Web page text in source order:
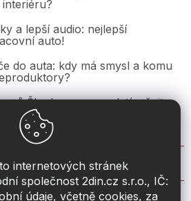
internetových stránek
společnost 2din.cz s.r.o., IČ:
údaje, včetně cookies, za
a lepší audio: nejlepší
auto!
do auta: kdy má smysl a komu
Škoda: co se vyplatí měnit u